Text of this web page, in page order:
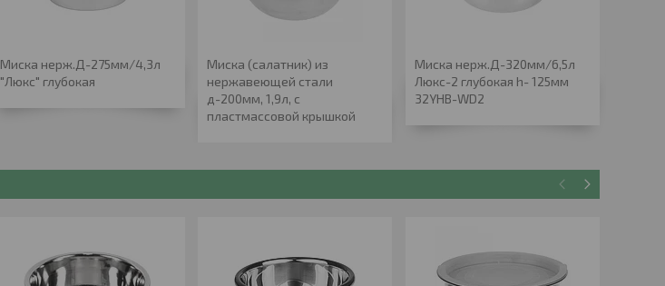
Миска нерж.Д-275мм/4,3л
"Люкс" глубокая
Миска (салатник) из
нержавеющей стали
д-200мм, 1,9л, с
пластмассовой крышкой
Миска нерж.Д-320мм/6,5л
Люкс-2 глубокая h- 125мм
32YHB-WD2